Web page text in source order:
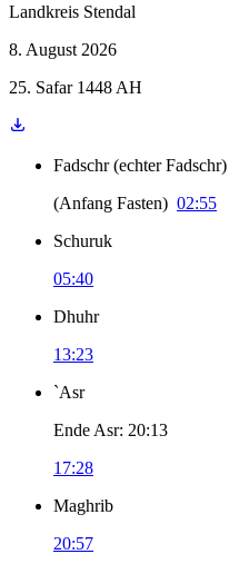
Landkreis Stendal
8. August 2026
25. Safar 1448 AH
Fadschr (echter Fadschr)
(Anfang Fasten) 02:55
Schuruk
05:40
Dhuhr
13:23
`Asr
Ende Asr: 20:13
17:28
Maghrib
20:57